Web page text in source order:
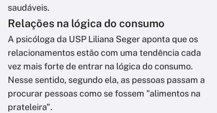
saudáveis.
Relações na lógica do consumo
A psicóloga da USP Liliana Seger aponta que os
relacionamentos estão com uma tendência cada
vez mais forte de entrar na lógica do consumo.
Nesse sentido, segundo ela, as pessoas passam a
procurar pessoas como se fossem "alimentos na
prateleira".